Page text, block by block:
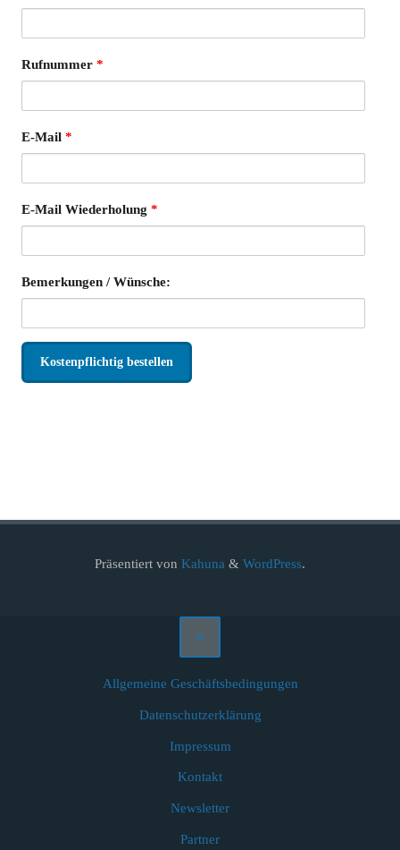
Rufnummer *
E-Mail *
E-Mail Wiederholung *
Bemerkungen / Wünsche:
Präsentiert von Kahuna & WordPress.
Allgemeine Geschäftsbedingungen
Datenschutzerklärung
Impressum
Kontakt
Newsletter
Partner